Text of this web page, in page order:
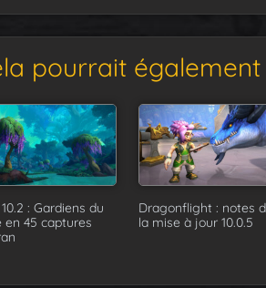
pourrait également
: Gardiens du
en 45 captures
Dragonflight : notes
la mise à jour 10.0.5